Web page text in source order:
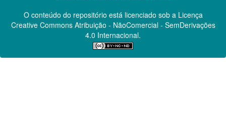
O conteúdo do repositório está licenciado sob a Licença
Creative CommonsAtribuição - NãoComercial - SemDerivações
4.0 Internacional.